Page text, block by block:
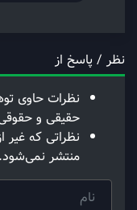
نظر / پاسخ از
نظرات حاوی
حقیقی و
نظراتی که غیر
منتشر نمی‌شود.